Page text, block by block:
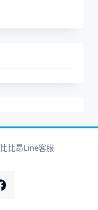
比比昂Line客服